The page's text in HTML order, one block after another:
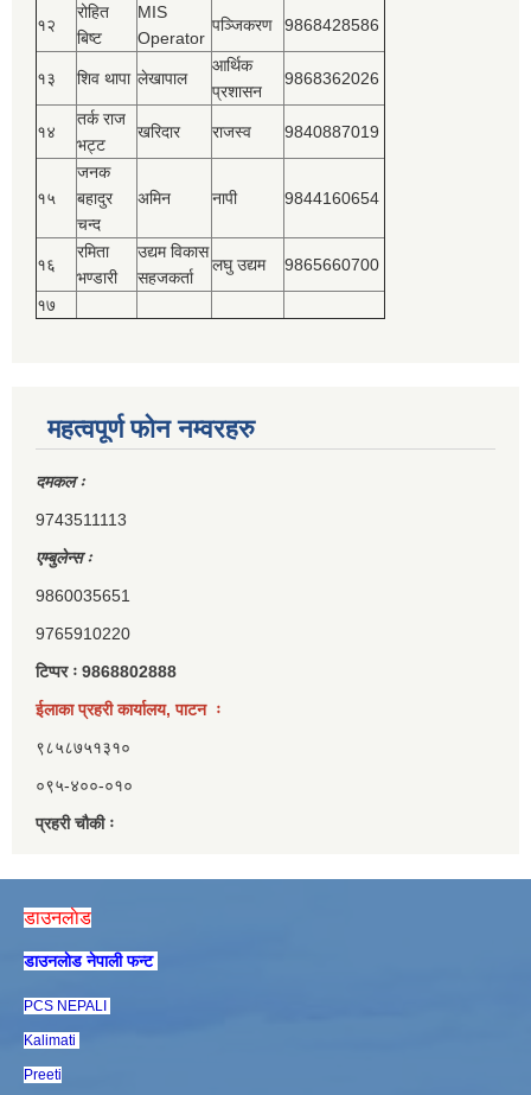
१२
रोहित
बिष्‍ट
MIS
Operator
पञ्‍जिकरण 9868428586
१३ शिव थापा लेखापाल
आर्थिक
प्रशासन
9868362026
१४
तर्क राज
भट्ट
खरिदार राजस्‍व 9840887019
१५
जनक
बहादुर
चन्द
अमिन नापी 9844160654
१६
रमिता
भण्डारी
उद्यम विकास
सहजकर्ता
लघु उद्यम 9865660700
१७
महत्वपूर्ण फोन नम्वरहरु
दमकल ः
9743511113
एम्बुलेन्स ः
9860035651
9765910220
टिप्पर ः 9868802888
ईलाका प्रहरी कार्यालय, पाटन ः
९८५८७५१३१०
०९५-४००-०१०
प्रहरी चौकी ः
डाउनलाेड
डाउनलाेड नेपाली फन्ट
PCS NEPALI
Kalimati
Preeti